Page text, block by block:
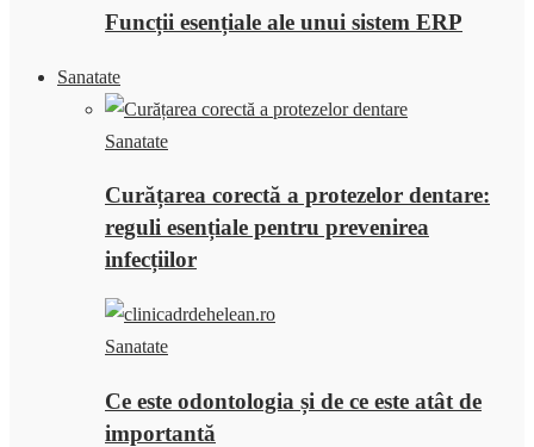
Funcții esențiale ale unui sistem ERP
Sanatate
Sanatate
Curățarea corectă a protezelor dentare:
reguli esențiale pentru prevenirea
infecțiilor
Sanatate
Ce este odontologia și de ce este atât de
importantă